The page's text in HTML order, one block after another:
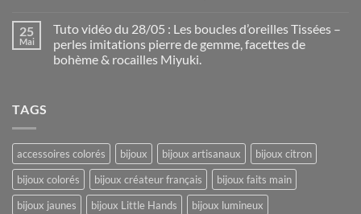
25
Mai
Tuto vidéo du 28/05 : Les boucles d’oreilles Tissées –
perles imitations pierre de gemme, facettes de
bohème & rocailles Miyuki.
TAGS
accessoires colorés bijoux bijoux artisanaux
bijoux citron
bijoux colorés
bijoux créateur français
bijoux faits main
bijoux jaunes
bijoux Little Hands
bijoux lumineux